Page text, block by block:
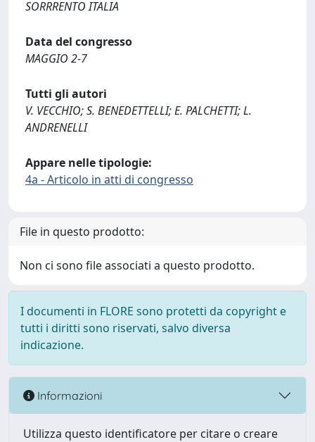
SORRRENTO ITALIA
Data del congresso
MAGGIO 2-7
Tutti gli autori
V. VECCHIO; S. BENEDETTELLI; E. PALCHETTI; L.
ANDRENELLI
Appare nelle tipologie:
4a - Articolo in atti di congresso
File in questo prodotto:
Non ci sono file associati a questo prodotto.
I documenti in FLORE sono protetti da copyright e
tutti i diritti sono riservati, salvo diversa
indicazione.
Informazioni
Utilizza questo identificatore per citare o creare